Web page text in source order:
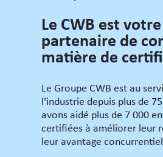
Le CWB est votre
partenaire de
matière de
Le Groupe CWB est au
l'industrie depuis plus de
avons aidé plus de 7 000
certifiées à améliorer leur
leur avantage